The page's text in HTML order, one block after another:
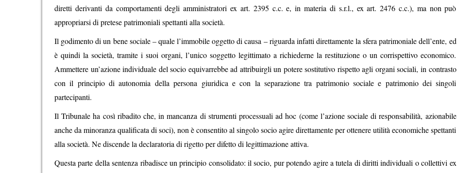
diretti derivanti da comportamenti degli amministratori ex art. 2395 c.c. e, in materia di s.r.l., ex art. 2476 c.c.), ma non può
appropriarsi di pretese patrimoniali spettanti alla società.
Il godimento di un bene sociale – quale l’immobile oggetto di causa – riguarda infatti direttamente la sfera patrimoniale dell’ente, ed
è quindi la società, tramite i suoi organi, l’unico soggetto legittimato a richiederne la restituzione o un corrispettivo economico.
Ammettere un’azione individuale del socio equivarrebbe ad attribuirgli un potere sostitutivo rispetto agli organi sociali, in contrasto
con il principio di autonomia della persona giuridica e con la separazione tra patrimonio sociale e patrimonio dei singoli
partecipanti.
Il Tribunale ha così ribadito che, in mancanza di strumenti processuali ad hoc (come l’azione sociale di responsabilità, azionabile
anche da minoranza qualificata di soci), non è consentito al singolo socio agire direttamente per ottenere utilità economiche spettanti
alla società. Ne discende la declaratoria di rigetto per difetto di legittimazione attiva.
Questa parte della sentenza ribadisce un principio consolidato: il socio, pur potendo agire a tutela di diritti individuali o collettivi ex